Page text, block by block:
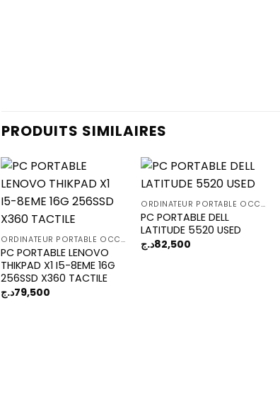
PRODUITS SIMILAIRES
ORDINATEUR PORTABLE OCCASION
PC PORTABLE LENOVO
THIKPAD X1 I5-8EME 16G
256SSD X360 TACTILE
79,500د.ج
Add to
wishlist
ORDINATEUR PORTABLE OCCASION
PC PORTABLE DELL
LATITUDE 5520 USED
82,500د.ج